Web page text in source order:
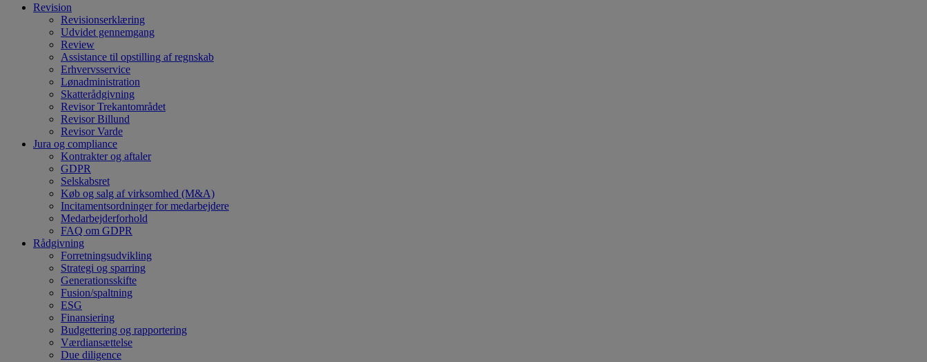
Revision
Revisionserklæring
Udvidet gennemgang
Review
Assistance til opstilling af regnskab
Erhvervsservice
Lønadministration
Skatterådgivning
Revisor Trekantområdet
Revisor Billund
Revisor Varde
Jura og compliance
Kontrakter og aftaler
GDPR
Selskabsret
Køb og salg af virksomhed (M&A)
Incitamentsordninger for medarbejdere
Medarbejderforhold
FAQ om GDPR
Rådgivning
Forretningsudvikling
Strategi og sparring
Generationsskifte
Fusion/spaltning
ESG
Finansiering
Budgettering og rapportering
Værdiansættelse
Due diligence